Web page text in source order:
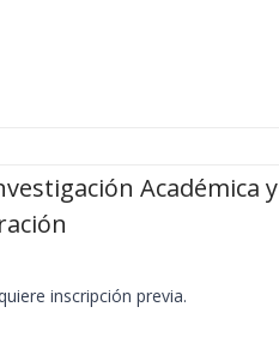
Académica y
inscripción previa.